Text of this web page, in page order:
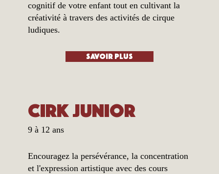
cognitif de votre enfant tout en cultivant la
créativité à travers des activités de cirque
ludiques.
Savoir plus
Cirk Junior
9 à 12 ans
Encouragez la persévérance, la concentration
et l'expression artistique avec des cours